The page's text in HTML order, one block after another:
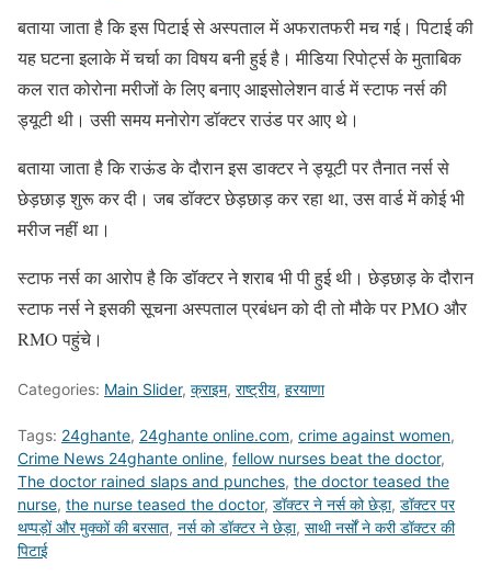
बताया जाता है कि इस पिटाई से अस्पताल में अफरातफरी मच गई। पिटाई की
यह घटना इलाके में चर्चा का विषय बनी हुई है। मीडिया रिपोर्ट्स के मुताबिक
कल रात कोरोना मरीजों के लिए बनाए आइसोलेशन वार्ड में स्टाफ नर्स की
ड्यूटी थी। उसी समय मनोरोग डॉक्टर राउंड पर आए थे।
बताया जाता है कि राऊंड के दाैरान इस डाक्टर ने ड्यूटी पर तैनात नर्स से
छेड़छाड़ शुरू कर दी। जब डॉक्टर छेड़छाड़ कर रहा था, उस वार्ड में कोई भी
मरीज नहीं था।
स्टाफ नर्स का आरोप है कि डॉक्टर ने शराब भी पी हुई थी। छेड़छाड़ के दौरान
स्टाफ नर्स ने इसकी सूचना अस्पताल प्रबंधन को दी तो मौके पर PMO और
RMO पहुंचे।
Categories: Main Slider, क्राइम, राष्ट्रीय, हरयाणा
Tags: 24ghante, 24ghante online.com, crime against women,
Crime News 24ghante online, fellow nurses beat the doctor,
The doctor rained slaps and punches, the doctor teased the
nurse, the nurse teased the doctor, डॉक्टर ने नर्स को छेड़ा, डॉक्टर पर
थप्पड़ों और मुक्कों की बरसात, नर्स को डॉक्टर ने छेड़ा, साथी नर्सों ने करी डॉक्टर की
पिटाई